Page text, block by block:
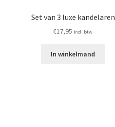
Set van 3 luxe kandelaren
€17,95 incl. btw
In winkelmand